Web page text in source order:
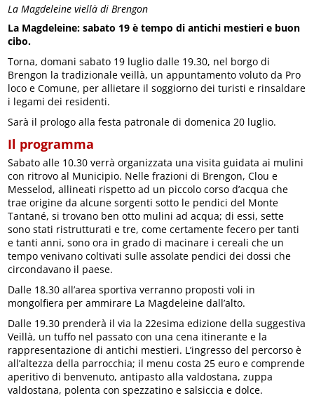
La Magdeleine viellà di Brengon
La Magdeleine: sabato 19 è tempo di antichi mestieri e buon
cibo.
Torna, domani sabato 19 luglio dalle 19.30, nel borgo di
Brengon la tradizionale veillà, un appuntamento voluto da Pro
loco e Comune, per allietare il soggiorno dei turisti e rinsaldare
i legami dei residenti.
Sarà il prologo alla festa patronale di domenica 20 luglio.
Il programma
Sabato alle 10.30 verrà organizzata una visita guidata ai mulini
con ritrovo al Municipio. Nelle frazioni di Brengon, Clou e
Messelod, allineati rispetto ad un piccolo corso d’acqua che
trae origine da alcune sorgenti sotto le pendici del Monte
Tantané, si trovano ben otto mulini ad acqua; di essi, sette
sono stati ristrutturati e tre, come certamente fecero per tanti
e tanti anni, sono ora in grado di macinare i cereali che un
tempo venivano coltivati sulle assolate pendici dei dossi che
circondavano il paese.
Dalle 18.30 all’area sportiva verranno proposti voli in
mongolfiera per ammirare La Magdeleine dall’alto.
Dalle 19.30 prenderà il via la 22esima edizione della suggestiva
Veillà, un tuffo nel passato con una cena itinerante e la
rappresentazione di antichi mestieri. L’ingresso del percorso è
all’altezza della parrocchia; il menu costa 25 euro e comprende
aperitivo di benvenuto, antipasto alla valdostana, zuppa
valdostana, polenta con spezzatino e salsiccia e dolce.